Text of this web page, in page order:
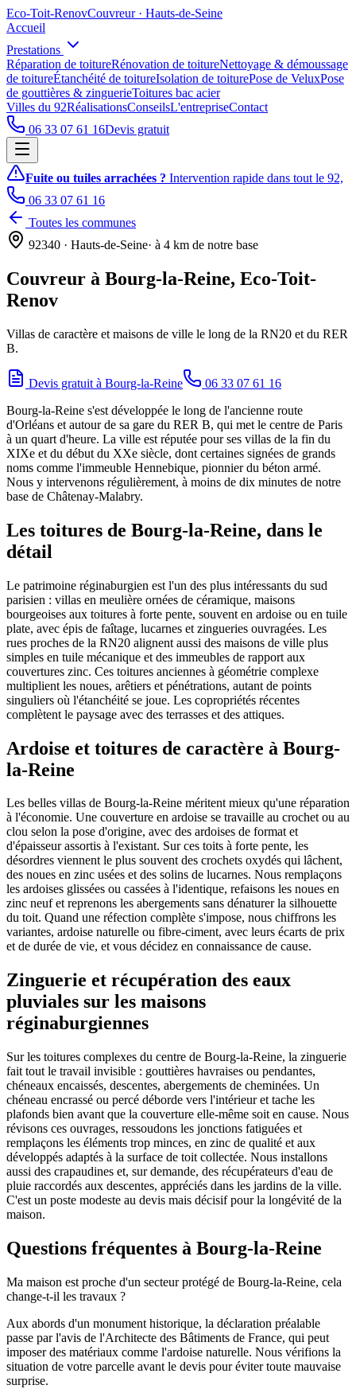
Eco-Toit-RenovCouvreur · Hauts-de-Seine
Accueil
Prestations
Réparation de toitureRénovation de toitureNettoyage & démoussage
de toitureÉtanchéité de toitureIsolation de toiturePose de VeluxPose
de gouttières & zinguerieToitures bac acier
Villes du 92RéalisationsConseilsL'entrepriseContact
06 33 07 61 16Devis gratuit
Fuite ou tuiles arrachées ? Intervention rapide dans tout le 92,
06 33 07 61 16
Toutes les communes
92340 · Hauts-de-Seine· à 4 km de notre base
Couvreur à Bourg-la-Reine, Eco-Toit-
Renov
Villas de caractère et maisons de ville le long de la RN20 et du RER
B.
Devis gratuit à Bourg-la-Reine
06 33 07 61 16
Bourg-la-Reine s'est développée le long de l'ancienne route
d'Orléans et autour de sa gare du RER B, qui met le centre de Paris
à un quart d'heure. La ville est réputée pour ses villas de la fin du
XIXe et du début du XXe siècle, dont certaines signées de grands
noms comme l'immeuble Hennebique, pionnier du béton armé.
Nous y intervenons régulièrement, à moins de dix minutes de notre
base de Châtenay-Malabry.
Les toitures de Bourg-la-Reine, dans le
détail
Le patrimoine réginaburgien est l'un des plus intéressants du sud
parisien : villas en meulière ornées de céramique, maisons
bourgeoises aux toitures à forte pente, souvent en ardoise ou en tuile
plate, avec épis de faîtage, lucarnes et zingueries ouvragées. Les
rues proches de la RN20 alignent aussi des maisons de ville plus
simples en tuile mécanique et des immeubles de rapport aux
couvertures zinc. Ces toitures anciennes à géométrie complexe
multiplient les noues, arêtiers et pénétrations, autant de points
singuliers où l'étanchéité se joue. Les copropriétés récentes
complètent le paysage avec des terrasses et des attiques.
Ardoise et toitures de caractère à Bourg-
la-Reine
Les belles villas de Bourg-la-Reine méritent mieux qu'une réparation
à l'économie. Une couverture en ardoise se travaille au crochet ou au
clou selon la pose d'origine, avec des ardoises de format et
d'épaisseur assortis à l'existant. Sur ces toits à forte pente, les
désordres viennent le plus souvent des crochets oxydés qui lâchent,
des noues en zinc usées et des solins de lucarnes. Nous remplaçons
les ardoises glissées ou cassées à l'identique, refaisons les noues en
zinc neuf et reprenons les abergements sans dénaturer la silhouette
du toit. Quand une réfection complète s'impose, nous chiffrons les
variantes, ardoise naturelle ou fibre-ciment, avec leurs écarts de prix
et de durée de vie, et vous décidez en connaissance de cause.
Zinguerie et récupération des eaux
pluviales sur les maisons
réginaburgiennes
Sur les toitures complexes du centre de Bourg-la-Reine, la zinguerie
fait tout le travail invisible : gouttières havraises ou pendantes,
chéneaux encaissés, descentes, abergements de cheminées. Un
chéneau encrassé ou percé déborde vers l'intérieur et tache les
plafonds bien avant que la couverture elle-même soit en cause. Nous
révisons ces ouvrages, ressoudons les jonctions fatiguées et
remplaçons les éléments trop minces, en zinc de qualité et aux
développés adaptés à la surface de toit collectée. Nous installons
aussi des crapaudines et, sur demande, des récupérateurs d'eau de
pluie raccordés aux descentes, appréciés dans les jardins de la ville.
C'est un poste modeste au devis mais décisif pour la longévité de la
maison.
Questions fréquentes à Bourg-la-Reine
Ma maison est proche d'un secteur protégé de Bourg-la-Reine, cela
change-t-il les travaux ?
Aux abords d'un monument historique, la déclaration préalable
passe par l'avis de l'Architecte des Bâtiments de France, qui peut
imposer des matériaux comme l'ardoise naturelle. Nous vérifions la
situation de votre parcelle avant le devis pour éviter toute mauvaise
surprise.